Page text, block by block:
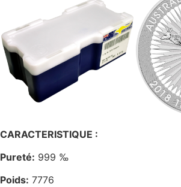
CARACTERISTIQUE :
Pureté: 999 ‰
Poids: 7776